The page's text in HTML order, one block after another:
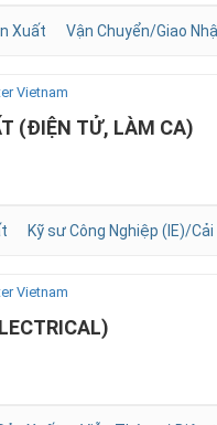
Xuất Vận Chuyển/Giao
Vietnam
(ĐIỆN TỬ, LÀM CA)
Kỹ sư Công Nghiệp (IE)/
Vietnam